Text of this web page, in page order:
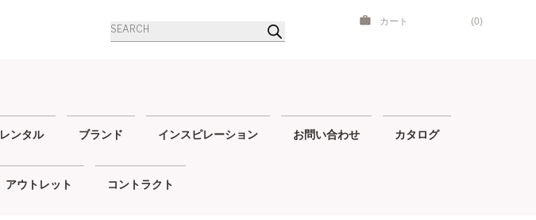
商
品
検
カート (0)
レンタル ブランド インスピレーション お問い合わせ カタログ
アウトレット コントラクト